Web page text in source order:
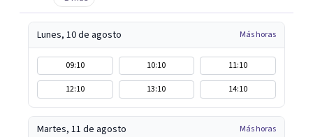
Lunes, 10 de agosto Más horas
09:10 10:10
11:10
12:10
13:10 14:10
Martes, 11 de agosto Más horas